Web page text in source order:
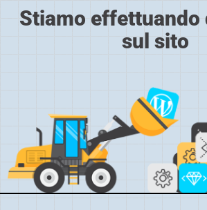
Stiamo effettuando
sul sito